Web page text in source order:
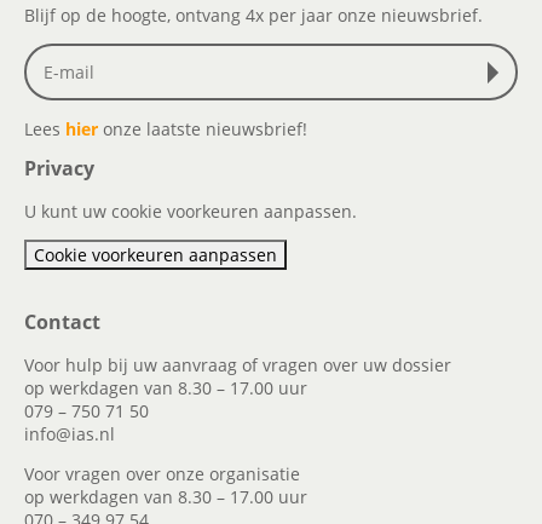
Blijf op de hoogte, ontvang 4x per jaar onze nieuwsbrief.
Lees hier onze laatste nieuwsbrief!
Privacy
U kunt uw cookie voorkeuren aanpassen.
Cookie voorkeuren aanpassen
Contact
Voor hulp bij uw aanvraag of vragen over uw dossier
op werkdagen van 8.30 – 17.00 uur
079 – 750 71 50
info@ias.nl
Voor vragen over onze organisatie
op werkdagen van 8.30 – 17.00 uur